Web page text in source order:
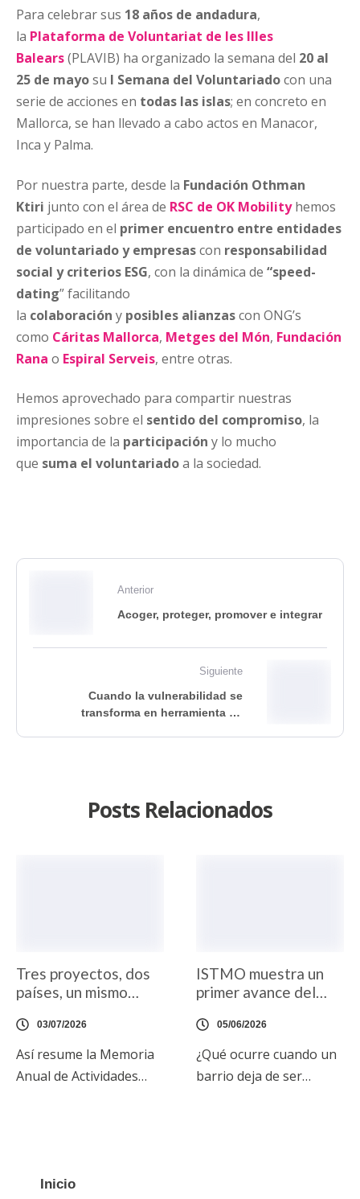
Para celebrar sus 18 años de andadura,
la Plataforma de Voluntariat de les Illes
Balears(PLAVIB) ha organizado la semana del 20 al
25 de mayosu I Semana del Voluntariadocon una
serie de acciones en todas las islas; en concreto en
Mallorca, se han llevado a cabo actos en Manacor,
Inca y Palma.
Por nuestra parte, desde la Fundación Othman
Ktiri junto con el área de RSC de OK Mobilityhemos
participado en el primer encuentro entre entidades
de voluntariado y empresascon responsabilidad
social y criterios ESG, con la dinámica de “speed-
dating” facilitando
la colaboración y posibles alianzascon ONG’s
como Cáritas Mallorca, Metges del Món, Fundación
Rana o Espiral Serveis, entre otras.
Hemos aprovechado para compartir nuestras
impresiones sobre el sentido del compromiso, la
importancia de la participación y lo mucho
que suma el voluntariadoa la sociedad.
Anterior
Acoger, proteger, promover e integrar
Siguiente
Cuando la vulnerabilidad se
transforma en herramienta de
Posts Relacionados
Tres proyectos, dos
países, un mismo
03/07/2026
Así resume la Memoria
Anual de Actividades
en su primera reunión
ISTMO muestra un
primer avance del
Parada: Son Roca»
05/06/2026
¿Qué ocurre cuando un
barrio deja de ser
Inicio